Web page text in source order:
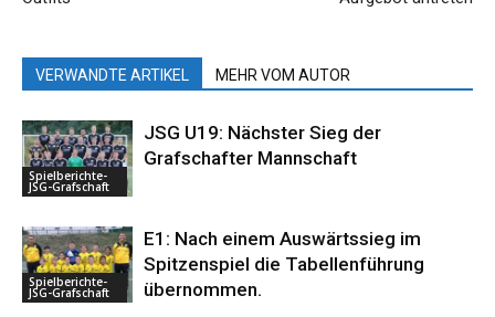
VERWANDTE ARTIKEL MEHR VOM AUTOR
Spielberichte-
JSG-Grafschaft
JSG U19: Nächster Sieg der
Grafschafter Mannschaft
Spielberichte-
JSG-Grafschaft
E1: Nach einem Auswärtssieg im
Spitzenspiel die Tabellenführung
übernommen.